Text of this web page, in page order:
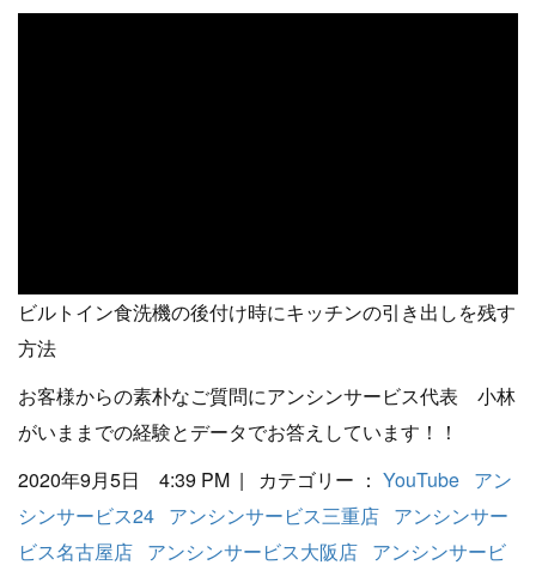
ビルトイン食洗機の後付け時にキッチンの引き出しを残す
方法
お客様からの素朴なご質問にアンシンサービス代表 小林
がいままでの経験とデータでお答えしています！！
2020年9月5日 4:39 PM | カテゴリー ： YouTube アン
シンサービス24 アンシンサービス三重店 アンシンサー
ビス名古屋店 アンシンサービス大阪店 アンシンサービ